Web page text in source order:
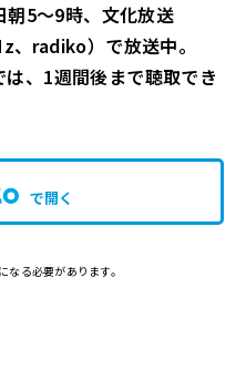
朝5～9時、文化放送
、radiko）で放送中。
、1週間後まで聴取でき
で開く
る必要があります。